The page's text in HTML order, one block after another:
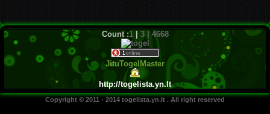
Count :1| 3 | 4668
JituTogelMaster
http://togelista.yn.lt
Copyright © 2011 - 2014 togelista.yn.lt . All right reserved